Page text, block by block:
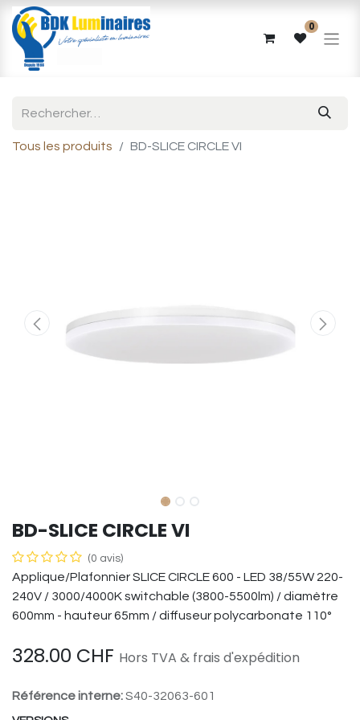
0
Tous les produits BD-SLICE CIRCLE VI
BD-SLICE CIRCLE VI
(0 avis)
Applique/Plafonnier SLICE CIRCLE 600 - LED 38/55W 220-
240V / 3000/4000K switchable (3800-5500lm) / diamètre
600mm - hauteur 65mm / diffuseur polycarbonate 110°
328.00 CHF Hors TVA & frais d'expédition
Référence interne:S40-32063-601